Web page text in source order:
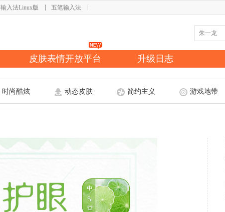
输入法Linux版 五笔输入法
皮肤表情开放平台 升级日志
时尚酷炫 动态皮肤 简约主义 游戏地带